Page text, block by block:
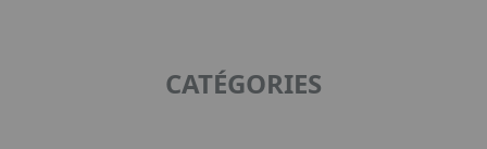
CATÉGORIES